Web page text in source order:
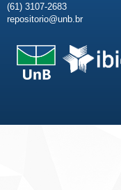
(61) 3107-2683
repositorio@unb.br